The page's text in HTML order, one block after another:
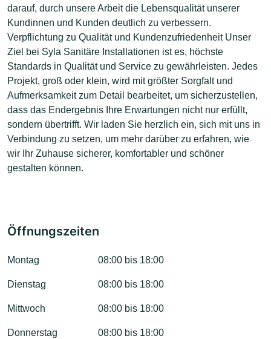
darauf, durch unsere Arbeit die Lebensqualität unserer
Kundinnen und Kunden deutlich zu verbessern.
Verpflichtung zu Qualität und Kundenzufriedenheit Unser
Ziel bei Syla Sanitäre Installationen ist es, höchste
Standards in Qualität und Service zu gewährleisten. Jedes
Projekt, groß oder klein, wird mit größter Sorgfalt und
Aufmerksamkeit zum Detail bearbeitet, um sicherzustellen,
dass das Endergebnis Ihre Erwartungen nicht nur erfüllt,
sondern übertrifft. Wir laden Sie herzlich ein, sich mit uns in
Verbindung zu setzen, um mehr darüber zu erfahren, wie
wir Ihr Zuhause sicherer, komfortabler und schöner
gestalten können.
Öffnungszeiten
Montag 08:00 bis 18:00
Dienstag 08:00 bis 18:00
Mittwoch 08:00 bis 18:00
Donnerstag 08:00 bis 18:00